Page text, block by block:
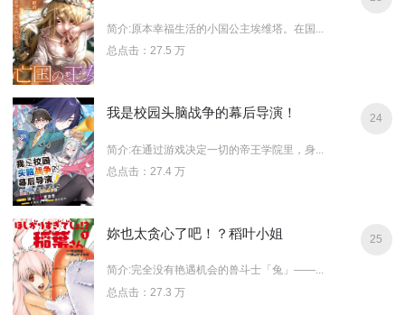
简介:原本幸福生活的小国公主埃维塔。在国...
总点击：27.5 万
我是校园头脑战争的幕后导演！
简介:在通过游戏决定一切的帝王学院里，身...
总点击：27.4 万
24
妳也太贪心了吧！？稻叶小姐
简介:完全没有艳遇机会的兽斗士「兔」——...
总点击：27.3 万
25